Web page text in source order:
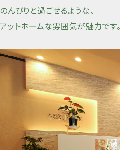
のんびりと過ごせるような、
アットホームな雰囲気が魅力です。